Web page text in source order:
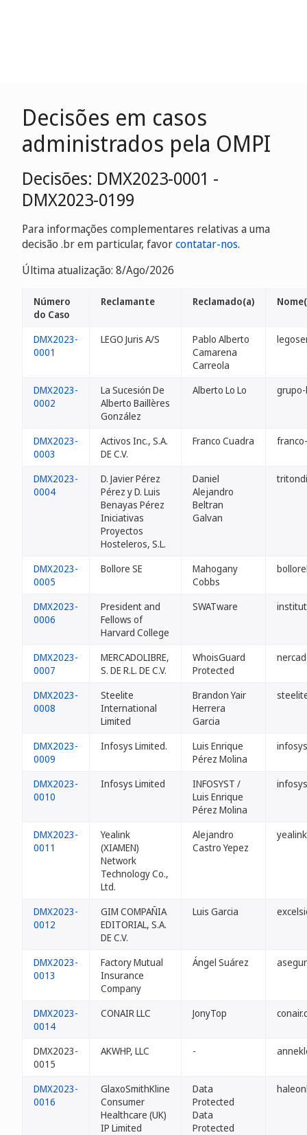
Decisões em casos
administrados pela OMPI
Decisões: DMX2023-0001 -
DMX2023-0199
Para informações complementares relativas a uma
decisão .br em particular, favorcontatar-nos.
Última atualização: 8/Ago/2026
Número
do Caso
Reclamante Reclamado(a)
DMX2023-
0001
LEGO Juris A/S
Pablo Alberto
Camarena
Carreola
DMX2023-
0002
La Sucesión De
Alberto Baillères
González
Alberto Lo Lo grupo-
DMX2023-
0003
Activos Inc., S.A.
DE C.V.
Franco Cuadra
DMX2023-
0004
D. Javier Pérez
Pérez y D. Luis
Benayas Pérez
Iniciativas
Proyectos
Hosteleros, S.L.
Daniel
Alejandro
Beltran
Galvan
DMX2023-
0005
Bollore SE
Mahogany
Cobbs
DMX2023-
0006
President and
Fellows of
Harvard College
SWATware
DMX2023-
0007
MERCADOLIBRE,
S. DE R.L. DE C.V.
WhoisGuard
Protected
DMX2023-
0008
Steelite
International
Limited
Brandon Yair
Herrera
Garcia
DMX2023-
0009
Infosys Limited.
Luis Enrique
Pérez Molina
DMX2023-
0010
Infosys Limited
INFOSYST /
Luis Enrique
Pérez Molina
DMX2023-
0011
Yealink
(XIAMEN)
Network
Technology Co.,
Ltd.
Alejandro
Castro Yepez
DMX2023-
0012
GIM COMPAÑIA
EDITORIAL, S.A.
DE C.V.
Luis Garcia
DMX2023-
0013
Factory Mutual
Insurance
Company
Ángel Suárez
DMX2023-
0014
CONAIR LLC JonyTop
DMX2023-
0015
AKWHP, LLC -
DMX2023-
0016
GlaxoSmithKline
Consumer
Healthcare (UK)
IP Limited
Data
Protected
Data
Protected